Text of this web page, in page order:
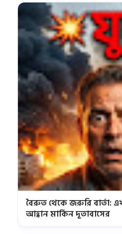
বৈরুত থেকে জরুরি বার্তা:
আহ্বান মার্কিন দূতাবাসের